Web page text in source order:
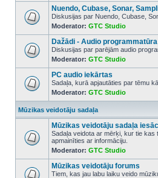
unread
posts
No
unread
posts
Nuendo, Cubase, Sonar,
Diskusijas par Nuendo, Cubase,
Moderator: GTC Studio
No
unread
posts
Dažādi - Audio programmatūra
Diskusijas par parējām audio
Moderator: GTC Studio
No
unread
posts
PC audio iekārtas
Sadaļa, kurā apjautāties par tēmu
Moderator: GTC Studio
Mūzikas veidotāju sadaļa
No
posts
Mūzikas veidotāju sadaļa
Sadaļa veidota ar mērķi, kur tie
apmainīties ar informāciju.
Moderator: GTC Studio
Mūzikas veidotāju forums
Tiem, kas jau labu laiku veido